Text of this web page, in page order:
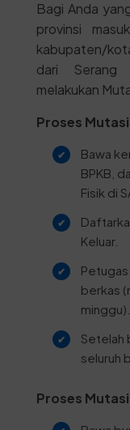
Bagi Anda
provinsi
kabupaten/
dari Serang
melakukan
Proses Mutasi
Bawa
BPKB,
Fisik di
Keluar.
berkas
minggu).
Setelah
seluruh
Proses Mutasi